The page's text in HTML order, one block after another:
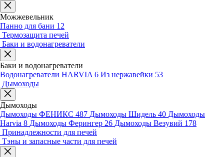
Можжевельник
Панно для бани 12
Термозащита печей
Баки и водонагреватели
Баки и водонагреватели
Водонагреватели HARVIA 6 Из нержавейки 53
Дымоходы
Дымоходы
Дымоходы ФЕНИКС 487 Дымоходы Шидель 40 Дымоходы
Harvia 8 Дымоходы Ферингер 26 Дымоходы Везувий 178
Принадлежности для печей
Тэны и запасные части для печей